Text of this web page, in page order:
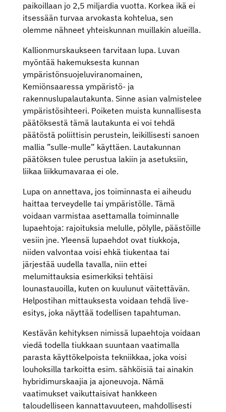
paikoillaan jo 2,5 miljardia vuotta. Korkea ikä ei
itsessään turvaa arvokasta kohtelua, sen
olemme nähneet yhteiskunnan muillakin alueilla.
Kallionmurskaukseen tarvitaan lupa. Luvan
myöntää hakemuksesta kunnan
ympäristönsuojeluviranomainen,
Kemiönsaaressa ympäristö- ja
rakennuslupalautakunta. Sinne asian valmistelee
ympäristösihteeri. Poiketen muista kunnallisesta
päätöksestä tämä lautakunta ei voi tehdä
päätöstä poliittisin perustein, leikillisesti sanoen
mallia ”sulle-mulle” käyttäen. Lautakunnan
päätöksen tulee perustua lakiin ja asetuksiin,
liikaa liikkumavaraa ei ole.
Lupa on annettava, jos toiminnasta ei aiheudu
haittaa terveydelle tai ympäristölle. Tämä
voidaan varmistaa asettamalla toiminnalle
lupaehtoja: rajoituksia melulle, pölylle, päästöille
vesiin jne. Yleensä lupaehdot ovat tiukkoja,
niiden valvontaa voisi ehkä tiukentaa tai
järjestää uudella tavalla, niin ettei
melumittauksia esimerkiksi tehtäisi
lounastauoilla, kuten on kuulunut väitettävän.
Helpostihan mittauksesta voidaan tehdä live-
esitys, joka näyttää todellisen tapahtuman.
Kestävän kehityksen nimissä lupaehtoja voidaan
viedä todella tiukkaan suuntaan vaatimalla
parasta käyttökelpoista tekniikkaa, joka voisi
louhoksilla tarkoitta esim. sähköisiä tai ainakin
hybridimurskaajia ja ajoneuvoja. Nämä
vaatimukset vaikuttaisivat hankkeen
taloudelliseen kannattavuuteen, mahdollisesti